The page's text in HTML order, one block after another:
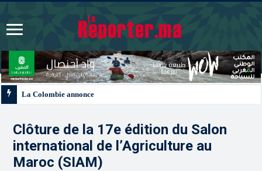
Clôture de la 17e édition du Salon
international de l’Agriculture au
Maroc (SIAM)